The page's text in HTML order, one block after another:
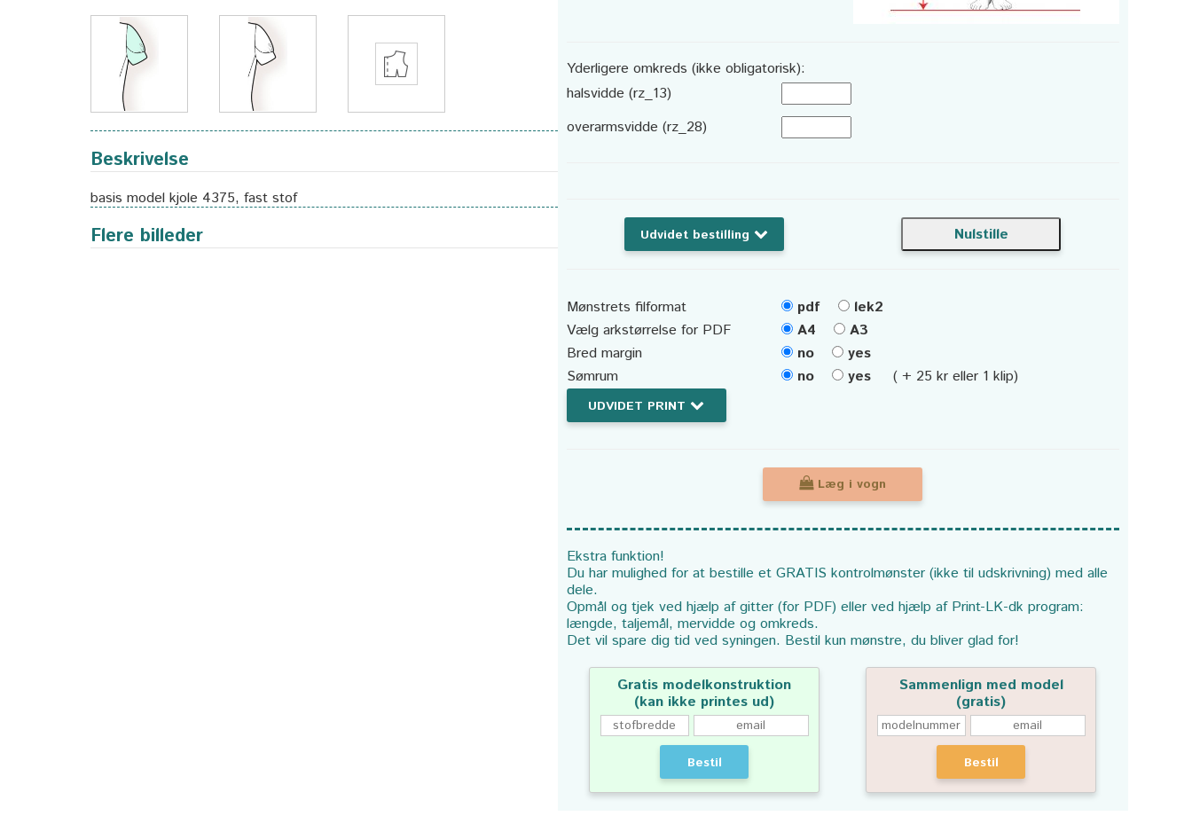
Beskrivelse
basis model kjole 4375, fast stof
Flere billeder
Yderligere omkreds (ikke obligatorisk):
halsvidde (rz_13)
overarmsvidde (rz_28)
Udvidet bestilling
Mønstrets filformat pdf
lek2
Vælg arkstørrelse for PDF
A4
A3
Bred margin
no
yes
Sømrum
no yes ( + 25 kr eller 1 klip)
UDVIDET PRINT
Læg i vogn
Ekstra funktion!
Du har mulighed for at bestille et GRATIS kontrolmønster (ikke til udskrivning) med alle
dele.
Opmål og tjek ved hjælp af gitter (for PDF) eller ved hjælp af Print-LK-dk program:
længde, taljemål, mervidde og omkreds.
Det vil spare dig tid ved syningen. Bestil kun mønstre, du bliver glad for!
Gratis modelkonstruktion
(kan ikke printes ud)
Bestil
Sammenlign med model
(gratis)
Bestil